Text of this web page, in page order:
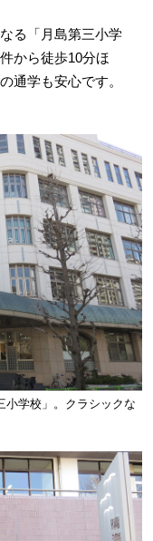
る「月島第三小学
から徒歩10分ほ
通学も安心です。
小学校」。クラシックな